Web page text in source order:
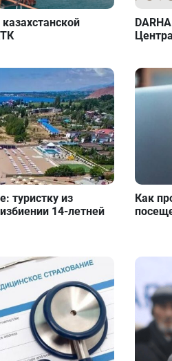
туристку из
14-летней
Как